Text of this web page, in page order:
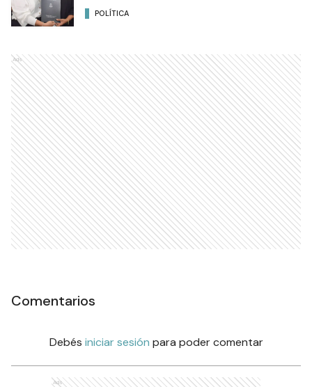
POLÍTICA
Ads
Comentarios
Debés iniciar sesión para poder comentar
Ads